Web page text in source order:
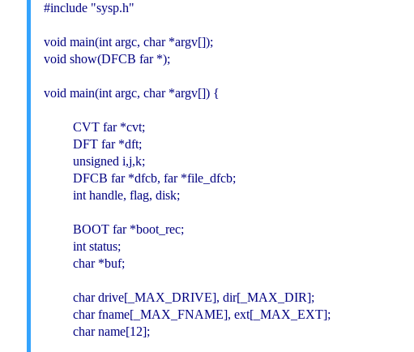
#include "sysp.h"
void main(int argc, char *argv[]);
void show(DFCB far *);
void main(int argc, char *argv[]) {
         CVT far *cvt;
         DFT far *dft;
         unsigned i,j,k;
         DFCB far *dfcb, far *file_dfcb;
         int handle, flag, disk;
         BOOT far *boot_rec;
         int status;
         char *buf;
         char drive[_MAX_DRIVE], dir[_MAX_DIR];
         char fname[_MAX_FNAME], ext[_MAX_EXT];
         char name[12];